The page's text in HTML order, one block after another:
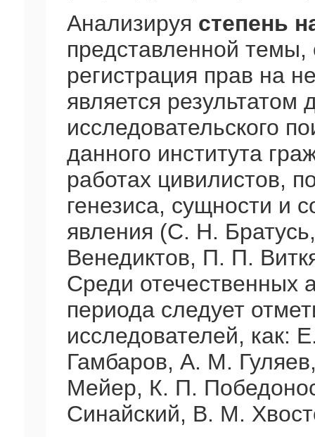
Анализируя степень
представленной темы,
регистрация прав на
является результатом
исследовательского
данного института
работах цивилистов,
генезиса, сущности и
явления (С. Н.
Венедиктов, П. П.
Среди отечественных
периода следует
исследователей, как:
Гамбаров, А. М.
Мейер, К. П.
Синайский, В. М.